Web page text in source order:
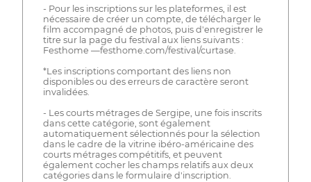
- Pour les inscriptions sur les plateformes, il est
nécessaire de créer un compte, de télécharger le
film accompagné de photos, puis d'enregistrer le
titre sur la page du festival aux liens suivants :
Festhome —festhome.com/festival/curtase.
*Les inscriptions comportant des liens non
disponibles ou des erreurs de caractère seront
invalidées.
- Les courts métrages de Sergipe, une fois inscrits
dans cette catégorie, sont également
automatiquement sélectionnés pour la sélection
dans le cadre de la vitrine ibéro-américaine des
courts métrages compétitifs, et peuvent
également cocher les champs relatifs aux deux
catégories dans le formulaire d'inscription.